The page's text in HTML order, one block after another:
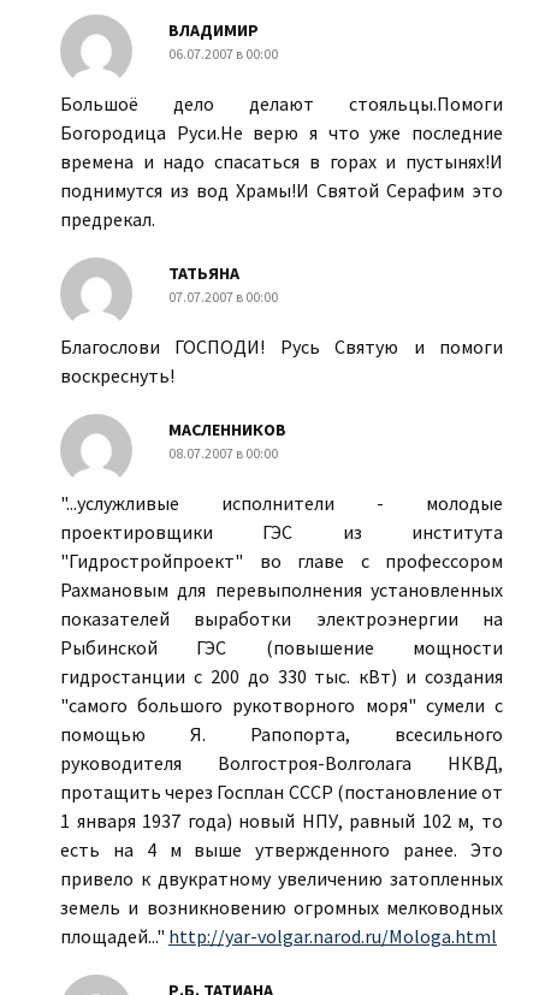
ВЛАДИМИР
06.07.2007 в 00:00
Большоё дело делают стояльцы.Помоги
Богородица Руси.Не верю я что уже последние
времена и надо спасаться в горах и пустынях!И
поднимутся из вод Храмы!И Святой Серафим это
предрекал.
ТАТЬЯНА
07.07.2007 в 00:00
Благослови ГОСПОДИ! Русь Святую и помоги
воскреснуть!
МАСЛЕННИКОВ
08.07.2007 в 00:00
"...услужливые исполнители - молодые
проектировщики ГЭС из института
"Гидростройпроект" во главе с профессором
Рахмановым для перевыполнения установленных
показателей выработки электроэнергии на
Рыбинской ГЭС (повышение мощности
гидростанции с 200 до 330 тыс. кВт) и создания
"самого большого рукотворного моря" сумели с
помощью Я. Рапопорта, всесильного
руководителя Волгостроя-Волголага НКВД,
протащить через Госплан СССР (постановление от
1 января 1937 года) новый НПУ, равный 102 м, то
есть на 4 м выше утвержденного ранее. Это
привело к двукратному увеличению затопленных
земель и возникновению огромных мелководных
площадей..." http://yar-volgar.narod.ru/Mologa.html
Р.Б. ТАТИАНА